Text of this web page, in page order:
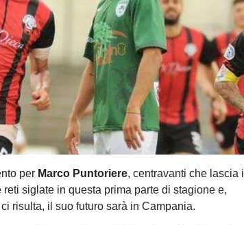
per Marco Puntoriere, centravanti che lascia il
reti siglate in questa prima parte di stagione e,
risulta, il suo futuro sarà in Campania.